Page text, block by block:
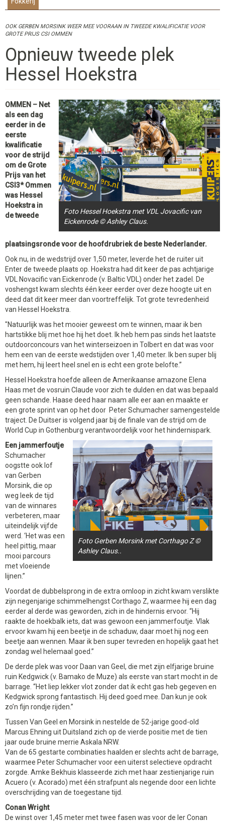
OOK GERBEN MORSINK WEER MEE VOORAAN IN TWEEDE KWALIFICATIE VOOR
GROTE PRIJS CSI OMMEN
Opnieuw tweede plek
Hessel Hoekstra
Foto Hessel Hoekstra met VDL Jovacific van
Eickenrode © Ashley Claus.
OMMEN – Net
als een dag
eerder in de
eerste
kwalificatie
voor de strijd
om de Grote
Prijs van het
CSI3* Ommen
was Hessel
Hoekstra in
de tweede
plaatsingsronde voor de hoofdrubriek de beste Nederlander.
Ook nu, in de wedstrijd over 1,50 meter, leverde het de ruiter uit
Enter de tweede plaats op. Hoekstra had dit keer de pas achtjarige
VDL Novacific van Eickenrode (v. Baltic VDL) onder het zadel. De
voshengst kwam slechts één keer eerder over deze hoogte uit en
deed dat dit keer meer dan voortreffelijk. Tot grote tevredenheid
van Hessel Hoekstra.
"Natuurlijk was het mooier geweest om te winnen, maar ik ben
hartstikke blij met hoe hij het doet. Ik heb hem pas sinds het laatste
outdoorconcours van het winterseizoen in Tolbert en dat was voor
hem een van de eerste wedstijden over 1,40 meter. Ik ben super blij
met hem, hij leert heel snel en is echt een grote belofte.”
Hessel Hoekstra hoefde alleen de Amerikaanse amazone Elena
Haas met de vosruin Claude voor zich te dulden en dat was bepaald
geen schande. Haase deed haar naam alle eer aan en maakte er
een grote sprint van op het door Peter Schumacher samengestelde
traject. De Duitser is volgend jaar bij de finale van de strijd om de
World Cup in Gothenburg verantwoordelijk voor het hindernispark.
Foto Gerben Morsink met Corthago Z ©
Ashley Claus..
Een jammerfoutje
Schumacher
oogstte ook lof
van Gerben
Morsink, die op
weg leek de tijd
van de winnares
verbeteren, maar
uiteindelijk vijfde
werd. ‘Het was een
heel pittig, maar
mooi parcours
met vloeiende
lijnen.”
Voordat de dubbelsprong in de extra omloop in zicht kwam verslikte
zijn negenjarige schimmelhengst Corthago Z, waarmee hij een dag
eerder al derde was geworden, zich in de hindernis ervoor. “Hij
raakte de hoekbalk iets, dat was gewoon een jammerfoutje. Vlak
ervoor kwam hij een beetje in de schaduw, daar moet hij nog een
beetje aan wennen. Maar ik ben super tevreden en hopelijk gaat het
zondag wel helemaal goed.”
De derde plek was voor Daan van Geel, die met zijn elfjarige bruine
ruin Kedgwick (v. Bamako de Muze) als eerste van start mocht in de
barrage. “Het liep lekker vlot zonder dat ik echt gas heb gegeven en
Kedgwick sprong fantastisch. Hij deed goed mee. Dan kun je ook
zo’n fijn rondje rijden.”
Tussen Van Geel en Morsink in nestelde de 52-jarige good-old
Marcus Ehning uit Duitsland zich op de vierde positie met de tien
jaar oude bruine merrie Askala NRW.
Van de 65 gestarte combinaties haalden er slechts acht de barrage,
waarmee Peter Schumacher voor een uiterst selectieve opdracht
zorgde. Amke Bekhuis klasseerde zich met haar zestienjarige ruin
Acuero (v. Acorado) met één strafpunt als negende door een lichte
overschrijding van de toegestane tijd.
Conan Wright
De winst over 1,45 meter met twee fasen was voor de Ier Conan